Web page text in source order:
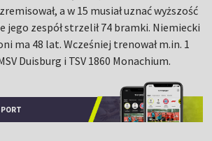
a w 15 musiał uznać wyższość
jego zespół strzelił 74 bramki. Niemiecki
ma 48 lat. Wcześniej trenował m.in. 1
Duisburg i TSV 1860 Monachium.